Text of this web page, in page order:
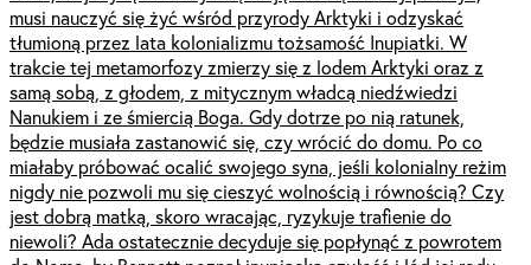
musi nauczyć się żyć wśród przyrody Arktyki i odzyskać
tłumioną przez lata kolonializmu tożsamość Inupiatki. W
trakcie tej metamorfozy zmierzy się z lodem Arktyki oraz z
samą sobą, z głodem, z mitycznym władcą niedźwiedzi
Nanukiem i ze śmiercią Boga. Gdy dotrze po nią ratunek,
będzie musiała zastanowić się, czy wrócić do domu. Po co
miałaby próbować ocalić swojego syna, jeśli kolonialny reżim
nigdy nie pozwoli mu się cieszyć wolnością i równością? Czy
jest dobrą matką, skoro wracając, ryzykuje trafienie do
niewoli? Ada ostatecznie decyduje się popłynąć z powrotem